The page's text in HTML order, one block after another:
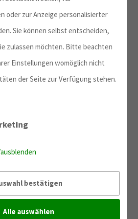
ich so reich,
ich mich warm,
ich alles.
ich mich kalt,
ich alles verloren.
ich geträumt habe?
so schön und süß gedacht
oder zur Anzeige personalisierter
Sie können selbst entscheiden,
zulassen möchten. Bitte beachten
Einstellungen womöglich nicht
der Seite zur Verfügung stehen.
bestätigen
Alle auswählen